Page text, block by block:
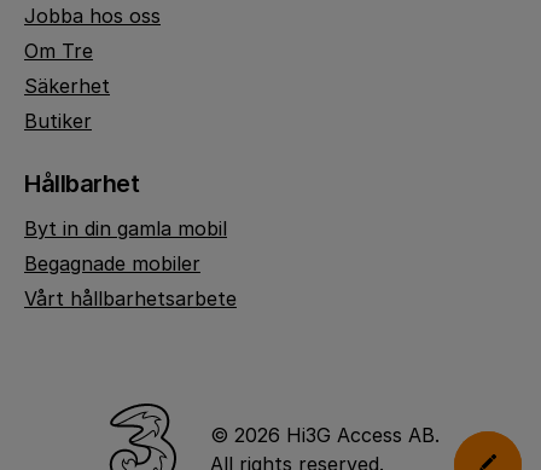
Jobba hos oss
Om Tre
Säkerhet
Butiker
Hållbarhet
Byt in din gamla mobil
Begagnade mobiler
Vårt hållbarhetsarbete
© 2026 Hi3G Access AB.
All rights reserved.